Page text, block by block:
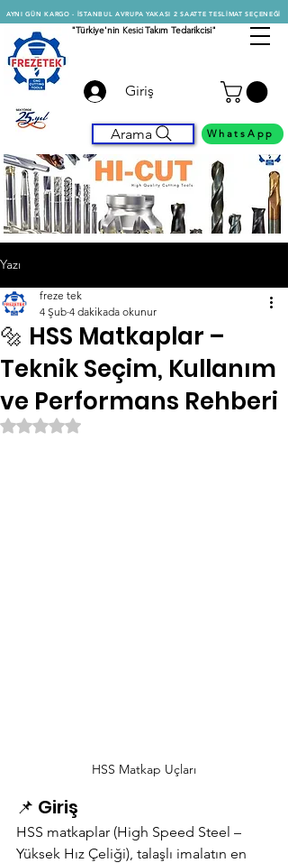
AYNI GÜN KARGO - İSTANBUL AVRUPA YAKASI 2 SAATTE TESLİMAT SEÇENEĞİ
"Türkiye'nin KesiciTakım Tedarikcisi"
Giriş
Arama WhatsApp
Yazı
🔩 HSS Matkaplar –
Teknik Seçim, Kullanım
ve Performans Rehberi
freze tek
4 Şub 4 dakikada okunur
5 üzerinden NaN yıldız
HSS Matkap Uçları
📌 Giriş
HSS matkaplar (High Speed Steel –
Yüksek Hız Çeliği), talaşlı imalatın en